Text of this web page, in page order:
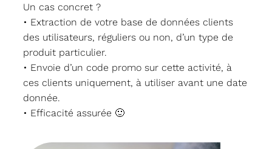
Un cas concret ?
• Extraction de votre base de données clients
des utilisateurs, réguliers ou non, d’un type de
produit particulier.
• Envoie d’un code promo sur cette activité, à
ces clients uniquement, à utiliser avant une date
donnée.
• Efficacité assurée 🙂